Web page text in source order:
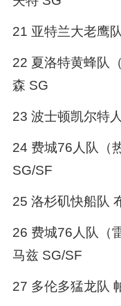
21 亚特兰大老鹰
22 夏洛特黄蜂队
森 SG
23 波士顿凯尔特
24 费城76人队（
SG/SF
25 洛杉矶快船队
26 费城76人队（
马兹 SG/SF
27 多伦多猛龙队